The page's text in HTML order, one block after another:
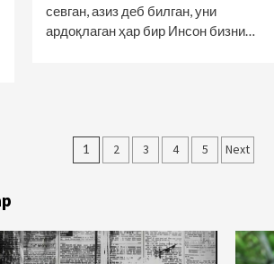
севган, азиз деб билган, уни
ардоқлаган ҳар бир Инсон бизни…
Maqolalar
1 2 3 4 5 Next